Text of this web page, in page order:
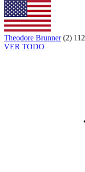
Theodore Brunner (2) 112
VER TODO